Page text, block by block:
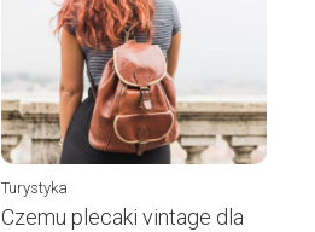
Turystyka
Czemu plecaki vintage dla